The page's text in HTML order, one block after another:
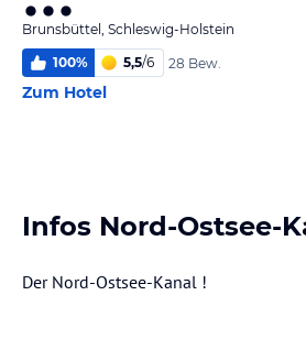
Brunsbüttel, Schleswig-Holstein
100% 5,5/6 28 Bew.
Zum Hotel
Infos Nord-Ostsee-
Der Nord-Ostsee-Kanal !